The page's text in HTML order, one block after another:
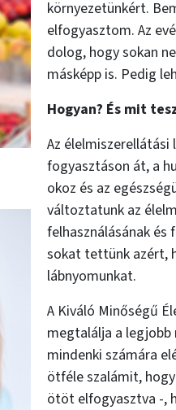
környezetünkért.
elfogyasztom. Az
dolog, hogy sokan
másképp is. Pedig
Hogyan? És mit
Az
fogyasztáson át, a
okoz és az
változtatunk az
felhasználásának és
sokat tettünk azért,
lábnyomunkat.
A Kiváló Minőségű
megtalálja a
mindenki számára
ötféle szalámit,
ötöt elfogyasztva -,